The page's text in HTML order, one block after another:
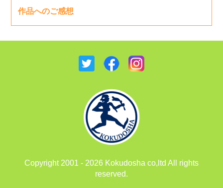
作品へのご感想
Copyright 2001 - 2026 Kokudosha co,ltd All rights
reserved.